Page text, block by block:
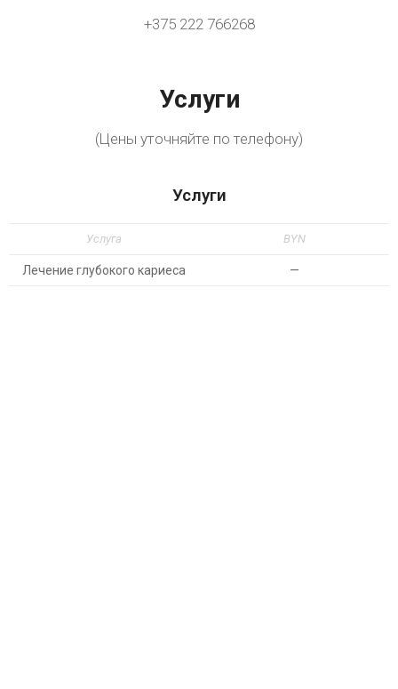
+375 222 766268
Услуги
(Цены уточняйте по телефону)
Услуги
Услуга BYN
Лечение глубокого кариеса —